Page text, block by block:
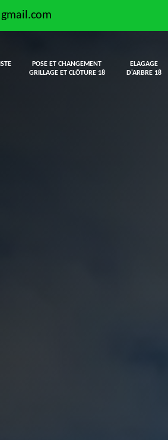
POSE ET CHANGEMENT
GRILLAGE ET CLÔTURE 18
ELAGAGE
D'ARBRE 18